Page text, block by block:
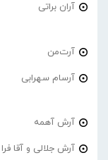
آران براتی
آرت‌من
آرسام سهرابی
آرش آهمه
آرش جلالی و آقا فرا